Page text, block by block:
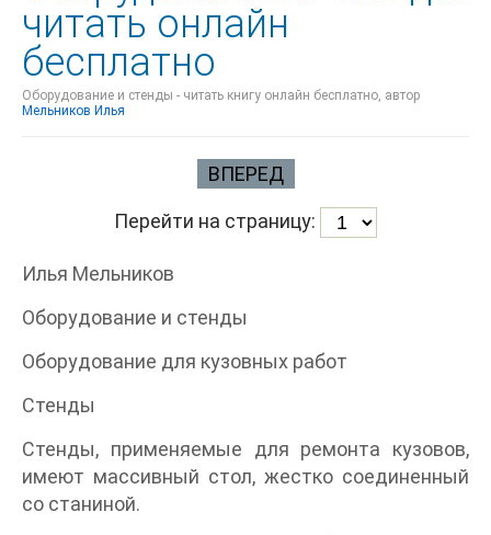
читать онлайн
бесплатно
Оборудование и стенды - читать книгу онлайн бесплатно, автор
Мельников Илья
ВПЕРЕД
Перейти на страницу:
Илья Мельников
Оборудование и стенды
Оборудование для кузовных работ
Стенды
Стенды, применяемые для ремонта кузовов,
имеют массивный стол, жестко соединенный
со станиной.